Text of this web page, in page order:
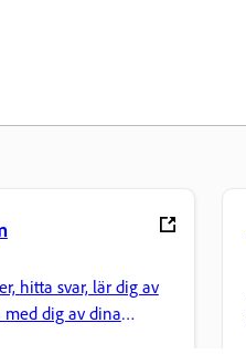
hitta svar, lär dig av
dig av dina